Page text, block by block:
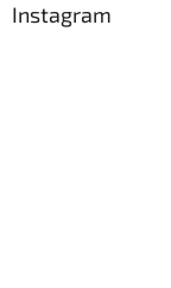
Instagram